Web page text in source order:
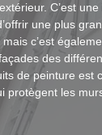
C’est une
une plus
c’est
des
de peinture est
protègent les